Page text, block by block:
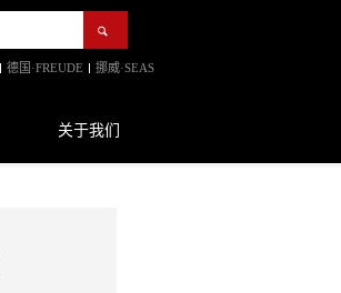
德国·FREUDE 挪威·SEAS
关于我们